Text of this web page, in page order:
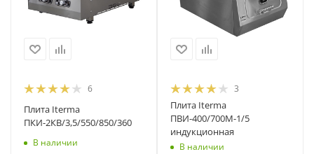
6
Плита Iterma
ПКИ-2КВ/3,5/550/850/360
В наличии
3
Плита Iterma
ПВИ-400/700М-1/5
индукционная
В наличии